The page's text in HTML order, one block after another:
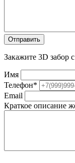
Закажите 3D забор
Имя
Телефон*
Email
Краткое описание